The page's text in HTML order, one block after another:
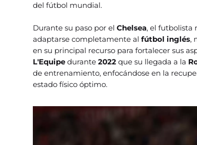
del fútbol mundial.
Durante su paso por elChelsea, el futbolista
adaptarse completamente alfútbol inglés,
en su principal recurso para fortalecer sus
L'Equipe durante2022 que su llegada a la
de entrenamiento, enfocándose en la
estado físico óptimo.